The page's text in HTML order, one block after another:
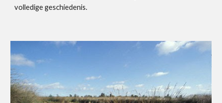
volledige geschiedenis.